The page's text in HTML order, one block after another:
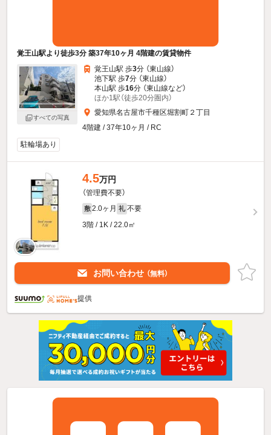
覚王山駅より徒歩3分 築37年10ヶ月 4階建の賃貸物件
すべての写真
覚王山駅 歩3分 （東山線）
池下駅 歩7分 （東山線）
本山駅 歩16分 （東山線など）
ほか1駅（徒歩20分圏内）
愛知県名古屋市千種区堀割町２丁目
4階建 / 37年10ヶ月 / RC
駐輪場あり
4.5万円
（管理費不要）
敷 2.0ヶ月 礼 不要
3階 / 1K / 22.0㎡
お問い合わせ （無料）
提供